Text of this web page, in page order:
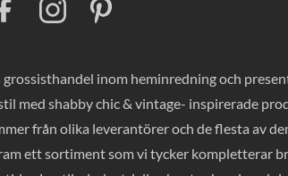
o
o
k
n
g
r
a
r
e
s
inom heminredning och
shabby chic & vintage- inspirerade
från olika leverantörer och de flesta av
ett sortiment som vi tycker kompletterar